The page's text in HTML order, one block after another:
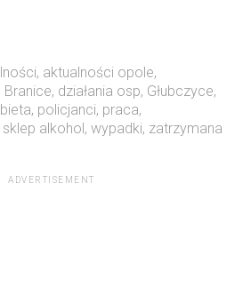
, aktualności opole,
Branice, działania osp, Głubczyce,
, policjanci, praca,
sklep alkohol, wypadki, zatrzymana
ADVERTISEMENT